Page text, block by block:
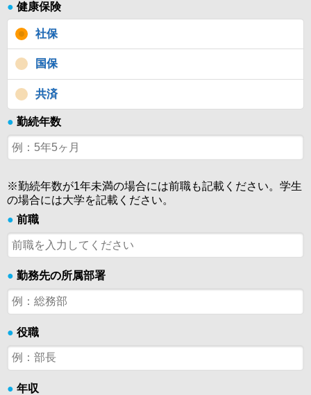
● 健康保険
社保
国保
共済
● 勤続年数
※勤続年数が1年未満の場合には前職も記載ください。学生
の場合には大学を記載ください。
● 前職
● 勤務先の所属部署
● 役職
● 年収